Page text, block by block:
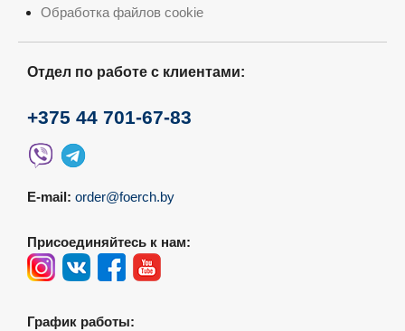
Обработка файлов cookie
Отдел по работе с клиентами:
+375 44 701-67-83
E-mail: order@foerch.by
Присоединяйтесь к нам:
График работы: